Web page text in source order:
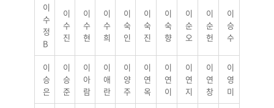
이
수
정
B
이
수
진
이
수
현
이
수
희
이
숙
인
이
숙
진
이
숙
향
이
순
오
이
순
헌
이
승
수
이
승
은
이
승
준
이
아
람
이
애
란
이
양
주
이
연
옥
이
연
이
이
연
지
이
연
창
이
영
미